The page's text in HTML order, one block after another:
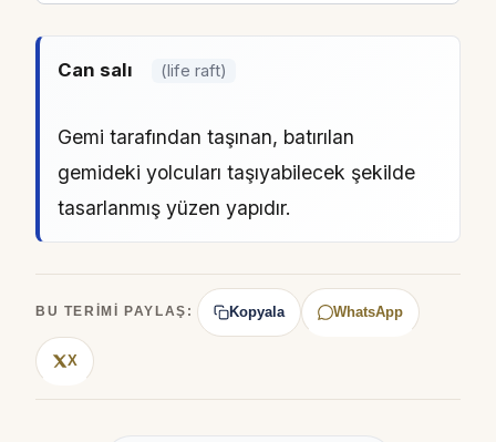
Can salı (life raft)
Gemi tarafından taşınan, batırılan
gemideki yolcuları taşıyabilecek şekilde
tasarlanmış yüzen yapıdır.
BU TERIMI PAYLAŞ: Kopyala WhatsApp
X